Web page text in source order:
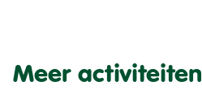
Meer activiteiten